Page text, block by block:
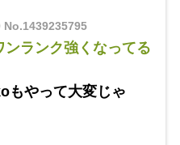
No.1439235795
ランク強くなってる
もやって大変じゃ